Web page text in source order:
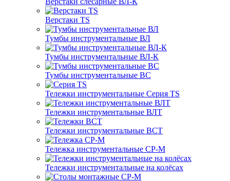
Верстаки TS
Тумбы инструментальные ВЛ
Тумбы инструментальные ВЛ-К
Тумбы инструментальные ВС
Тележки инструментальные Серия TS
Тележки инструментальные ВЛТ
Тележки инструментальные ВСТ
Тележка инструментальные СР-М
Тележки инструментальные на колёсах